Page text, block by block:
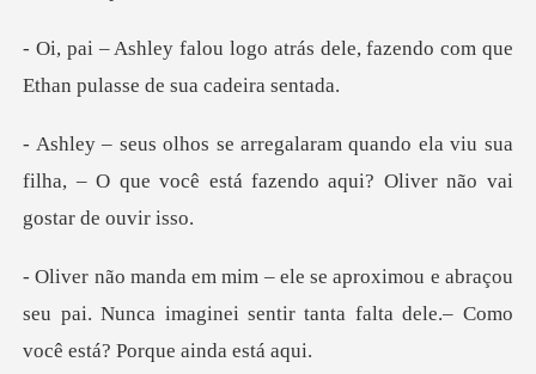
rás dele, fazendo com que
Ethan
ela viu sua
filha, – O que você está fazendo
braçou
seu pai. Nunca imaginei sentir tanta falt